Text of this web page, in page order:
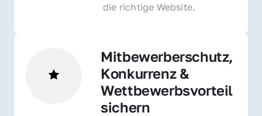
die richtige Website.
Mitbewerberschutz,
Konkurrenz &
Wettbewerbsvorteil
sichern